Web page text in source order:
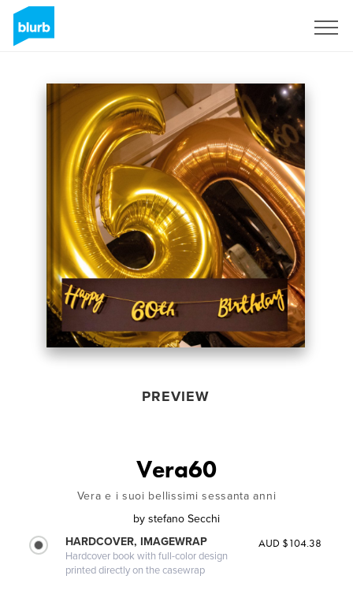
PREVIEW
Vera60
Vera e i suoi bellissimi sessanta anni
by stefano Secchi
HARDCOVER, IMAGEWRAP
Hardcover book with full-color design
printed directly on the casewrap
AUD $104.38